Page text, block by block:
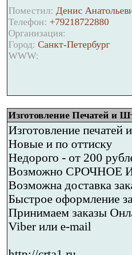
Поместил: Денис
Телефон: +79218722880
Организация:
Город: Санкт-Петербург
WWW:
Изготовление Печатей
Изготовление печатей
Новые и по оттиску
Недорого - от 200
Возможно СРОЧНОЕ
Возможна доставка
Быстрое оформление
Принимаем заказы
Viber или e-mail